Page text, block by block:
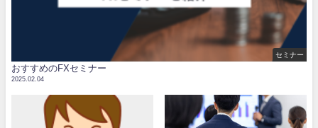
セミナー
おすすめのFXセミナー
2025.02.04